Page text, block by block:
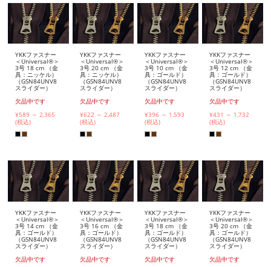
YKKファスナー
＜Universal®＞
3号 18 cm （金
具：ニッケル）
（GSN84UNV8
スライダー）
欠品中です
¥589 ～ 2,365
(税込)
YKKファスナー
＜Universal®＞
3号 20 cm （金
具：ニッケル）
（GSN84UNV8
スライダー）
欠品中です
¥622 ～ 2,487
(税込)
YKKファスナー
＜Universal®＞
3号 10 cm （金
具：ゴールド）
（GSN84UNV8
スライダー）
欠品中です
¥396 ～ 1,593
(税込)
YKKファスナー
＜Universal®＞
3号 12 cm （金
具：ゴールド）
（GSN84UNV8
スライダー）
欠品中です
¥431 ～ 1,732
(税込)
YKKファスナー
＜Universal®＞
3号 14 cm （金
具：ゴールド）
（GSN84UNV8
スライダー）
欠品中です
YKKファスナー
＜Universal®＞
3号 16 cm （金
具：ゴールド）
（GSN84UNV8
スライダー）
欠品中です
YKKファスナー
＜Universal®＞
3号 18 cm （金
具：ゴールド）
（GSN84UNV8
スライダー）
欠品中です
YKKファスナー
＜Universal®＞
3号 20 cm （金
具：ゴールド）
（GSN84UNV8
スライダー）
欠品中です